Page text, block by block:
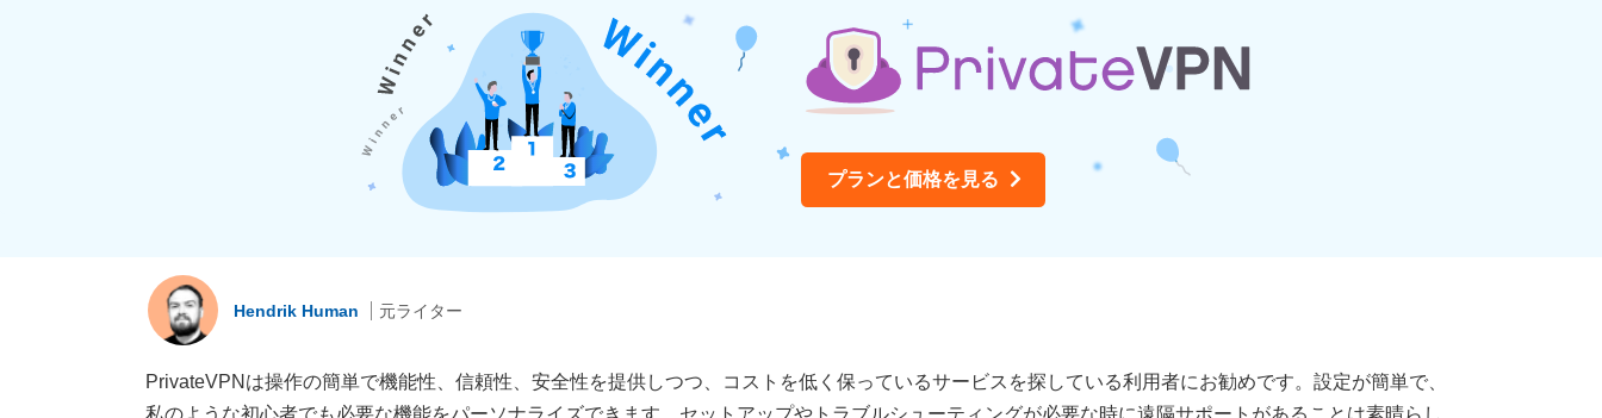
プランと価格を見る
Hendrik Human 元ライター
PrivateVPNは操作の簡単で機能性、信頼性、安全性を提供しつつ、コストを低く保っているサービスを探している利用者にお勧めです。設定が簡単で、